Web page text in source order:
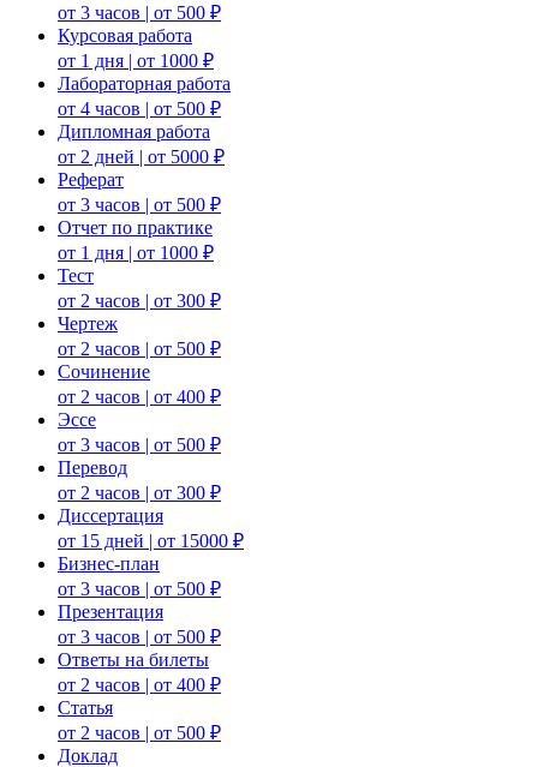
от 3 часов | от 500 ₽
Курсовая работа
от 1 дня | от 1000 ₽
Лабораторная работа
от 4 часов | от 500 ₽
Дипломная работа
от 2 дней | от 5000 ₽
Реферат
от 3 часов | от 500 ₽
Отчет по практике
от 1 дня | от 1000 ₽
Тест
от 2 часов | от 300 ₽
Чертеж
от 2 часов | от 500 ₽
Сочинение
от 2 часов | от 400 ₽
Эссе
от 3 часов | от 500 ₽
Перевод
от 2 часов | от 300 ₽
Диссертация
от 15 дней | от 15000 ₽
Бизнес-план
от 3 часов | от 500 ₽
Презентация
от 3 часов | от 500 ₽
Ответы на билеты
от 2 часов | от 400 ₽
Статья
от 2 часов | от 500 ₽
Доклад